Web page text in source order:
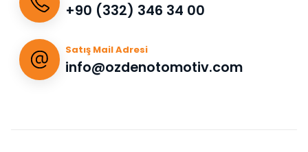
+90 (332) 346 34 00
Satış Mail Adresi
info@ozdenotomotiv.com